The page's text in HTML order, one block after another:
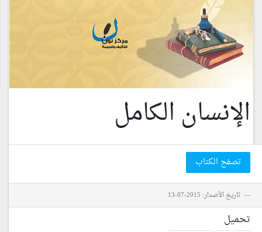
الإنسان الكامل
تصفح الكتاب
تاريخ الأصدار: 2015-07-13
تحميل